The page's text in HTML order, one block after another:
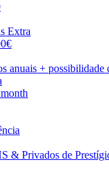
Extra
anuais +
& Privados de